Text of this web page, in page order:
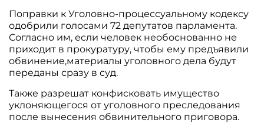
Поправки к Уголовно-процессуальному кодексу
одобрили голосами 72 депутатов парламента.
Согласно им, если человек необоснованно не
приходит в прокуратуру, чтобы ему предъявили
обвинение,материалы уголовного дела будут
переданы сразу в суд.
Также разрешат конфисковать имущество
уклоняющегося от уголовного преследования
после вынесения обвинительного приговора.